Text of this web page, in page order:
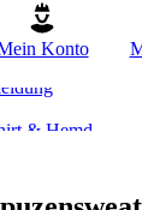
Konto
&
& Hemd